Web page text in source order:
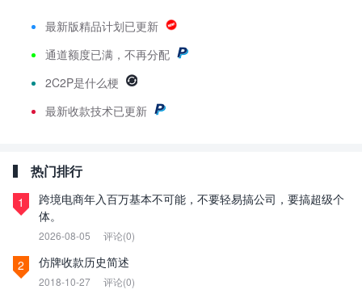
最新版精品计划已更新
通道额度已满，不再分配
2C2P是什么梗
最新收款技术已更新
热门排行
1
跨境电商年入百万基本不可能，不要轻易搞公司，要搞超级个
体。
2026-08-05 评论(0)
2 仿牌收款历史简述
2018-10-27 评论(0)